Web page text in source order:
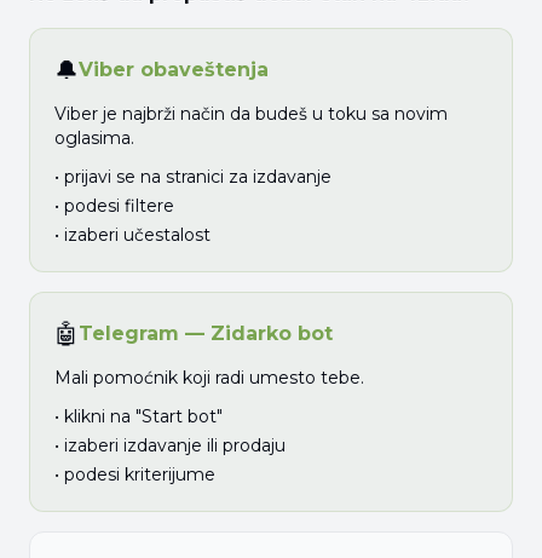
🔔Viber obaveštenja
Viber je najbrži način da budeš u toku sa novim
oglasima.
• prijavi se na stranici za izdavanje
• podesi filtere
• izaberi učestalost
🤖 Telegram — Zidarko bot
Mali pomoćnik koji radi umesto tebe.
• klikni na "Start bot"
• izaberi izdavanje ili prodaju
• podesi kriterijume